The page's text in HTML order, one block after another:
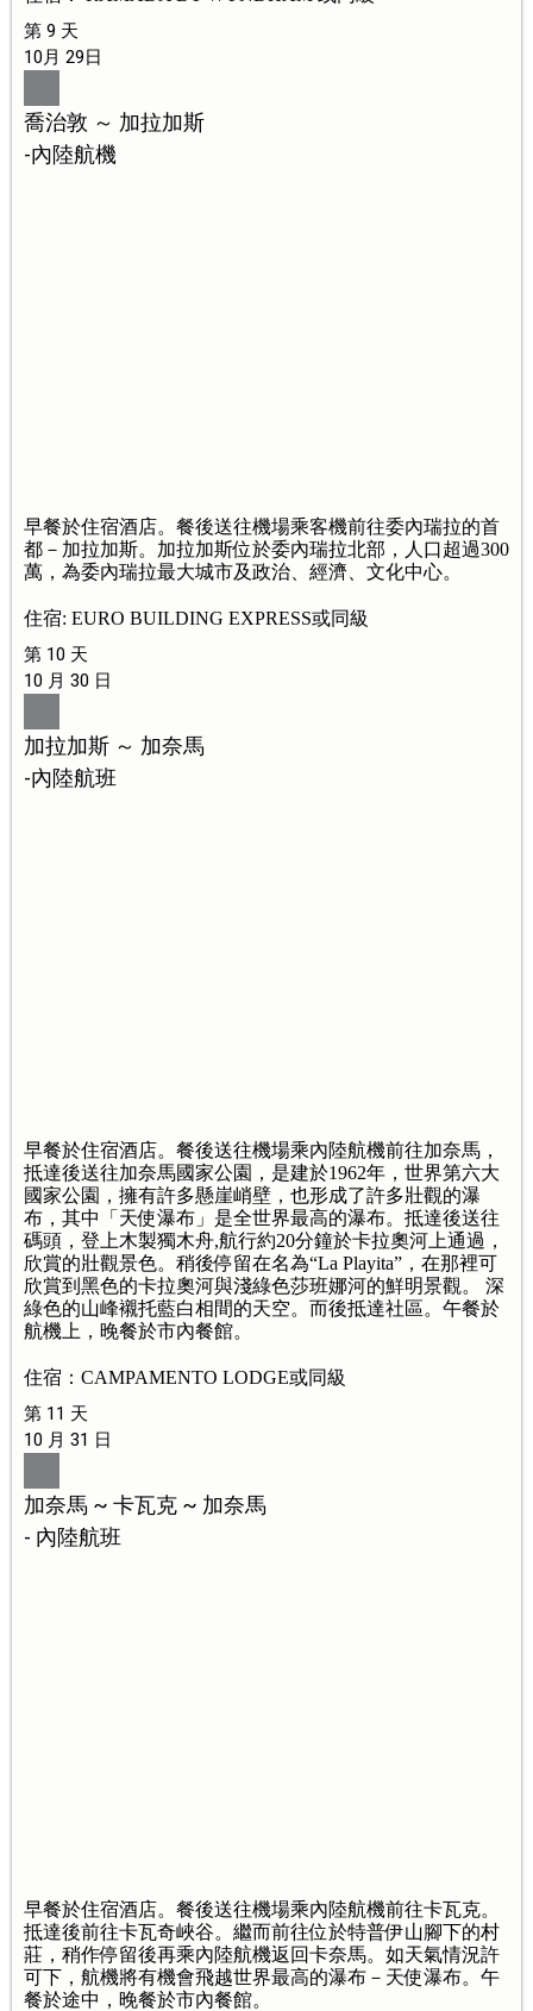
第 9 天
10月 29日
喬治敦 ～ 加拉加斯
-內陸航機
早餐於住宿酒店。餐後送往機場乘客機前往委內瑞拉的首
都－加拉加斯。加拉加斯位於委內瑞拉北部，人口超過300
萬，為委內瑞拉最大城市及政治、經濟、文化中心。
住宿: EURO BUILDING EXPRESS或同級
第 10 天
10 月 30 日
加拉加斯 ～ 加奈馬
-內陸航班
早餐於住宿酒店。餐後送往機場乘內陸航機前往加奈馬，
抵達後送往加奈馬國家公園，是建於1962年，世界第六大
國家公園，擁有許多懸崖峭壁，也形成了許多壯觀的瀑
布，其中「天使瀑布」是全世界最高的瀑布。抵達後送往
碼頭，登上木製獨木舟,航行約20分鐘於卡拉奧河上通過，
欣賞的壯觀景色。稍後停留在名為“La Playita”，在那裡可
欣賞到黑色的卡拉奧河與淺綠色莎班娜河的鮮明景觀。 深
綠色的山峰襯托藍白相間的天空。而後抵達社區。午餐於
航機上，晚餐於市內餐館。
住宿：CAMPAMENTO LODGE或同級
第 11 天
10 月 31 日
加奈馬 ~ 卡瓦克 ~ 加奈馬
- 內陸航班
早餐於住宿酒店。餐後送往機場乘內陸航機前往卡瓦克。
抵達後前往卡瓦奇峽谷。繼而前往位於特普伊山腳下的村
莊，稍作停留後再乘內陸航機返回卡奈馬。如天氣情況許
可下，航機將有機會飛越世界最高的瀑布－天使瀑布。午
餐於途中，晚餐於市內餐館。